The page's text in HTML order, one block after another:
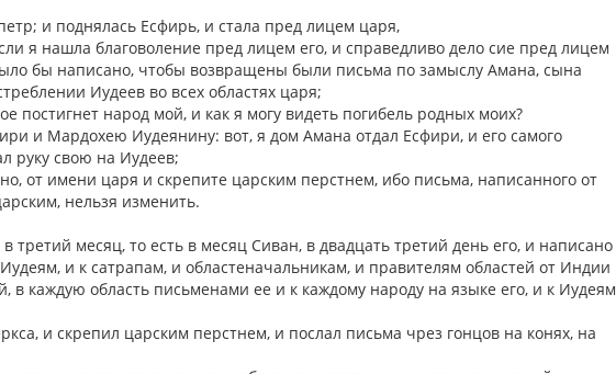
и поднялась Есфирь, и стала пред лицем царя,
я нашла благоволение пред лицем его, и справедливо дело сие пред лицем
бы написано, чтобы возвращены были письма по замыслу Амана, сына
Иудеев во всех областях царя;
постигнет народ мой, и как я могу видеть погибель родных моих?
и Мардохею Иудеянину: вот, я дом Амана отдал Есфири, и его самого
руку свою на Иудеев;
от имени царя и скрепите царским перстнем, ибо письма, написанного от
нельзя изменить.
месяц, то есть в месяц Сиван, в двадцать третий день его, и написано
и к сатрапам, и областеначальникам, и правителям областей от Индии
в каждую область письменами ее и к каждому народу на языке его, и к Иудеям
и скрепил царским перстнем, и послал письма чрез гонцов на конях, на